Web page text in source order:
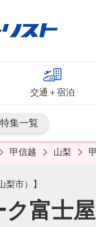
交通＋宿泊
特集一覧
甲信越 山梨
市）】
富士